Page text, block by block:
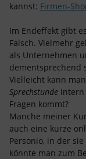
kannst: Firmen-
Im Endeffekt gibt
Falsch. Vielmehr
als Unternehmen
dementsprechend
Vielleicht kann
Sprechstunde intern
Fragen kommt?
Manche meiner
auch eine kurze
Personio, in der
könnte man zum